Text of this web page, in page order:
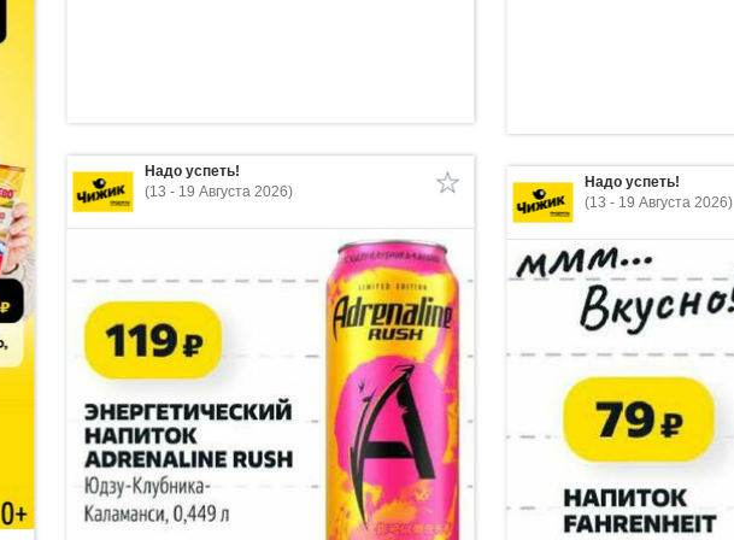
Надо успеть!
(13 - 19 Августа 2026)
Надо успеть!
(13 - 19 Августа 2026)